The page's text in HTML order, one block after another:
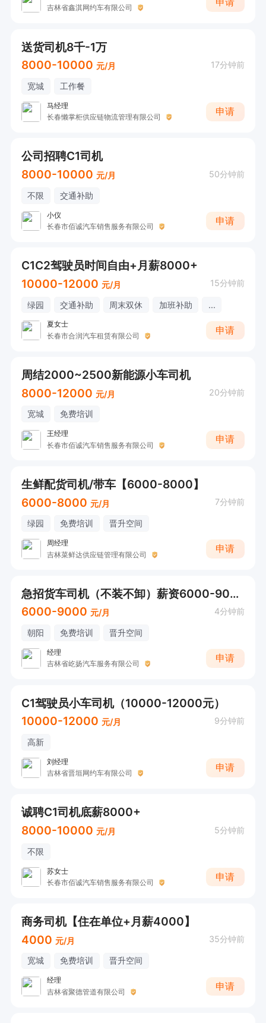
吉林省鑫淇网约车有限公司
送货司机8千-1万
8000-10000 元/月 17分钟前
宽城 工作餐
马经理
长春懒掌柜供应链物流管理有限公司
申请
公司招聘C1司机
8000-10000 元/月 50分钟前
不限 交通补助
小仪
长春市佰诚汽车销售服务有限公司
申请
C1C2驾驶员时间自由+月薪8000+
10000-12000 元/月 15分钟前
绿园 交通补助 周末双休 加班补助 ...
夏女士
长春市合润汽车租赁有限公司
申请
周结2000~2500新能源小车司机
8000-12000 元/月 20分钟前
宽城 免费培训
王经理
长春市佰诚汽车销售服务有限公司
申请
生鲜配货司机/带车【6000-8000】
6000-8000 元/月 7分钟前
绿园 免费培训 晋升空间
周经理
吉林菜鲜达供应链管理有限公司
申请
急招货车司机（不装不卸）薪资6000-9000
6000-9000 元/月 4分钟前
朝阳 免费培训 晋升空间
经理
吉林省屹扬汽车服务有限公司
申请
C1驾驶员小车司机（10000-12000元）
10000-12000 元/月 9分钟前
高新
刘经理
吉林省晋垣网约车有限公司
申请
诚聘C1司机底薪8000+
8000-10000 元/月 5分钟前
不限
苏女士
长春市佰诚汽车销售服务有限公司
申请
商务司机【住在单位+月薪4000】
4000 元/月 35分钟前
宽城 免费培训 晋升空间
经理
吉林省聚德管道有限公司
申请